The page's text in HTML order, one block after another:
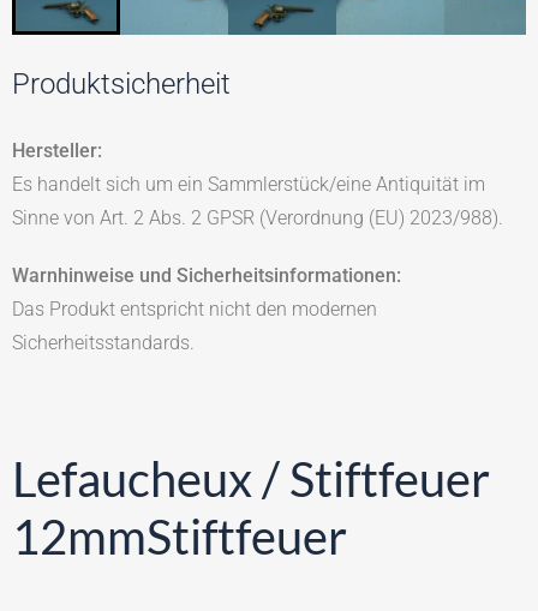
Produktsicherheit
Hersteller:
Es handelt sich um ein Sammlerstück/eine Antiquität im
Sinne von Art. 2 Abs. 2 GPSR (Verordnung (EU) 2023/988).
Warnhinweise und Sicherheitsinformationen:
Das Produkt entspricht nicht den modernen
Sicherheitsstandards.
Lefaucheux / Stiftfeuer
12mmStiftfeuer